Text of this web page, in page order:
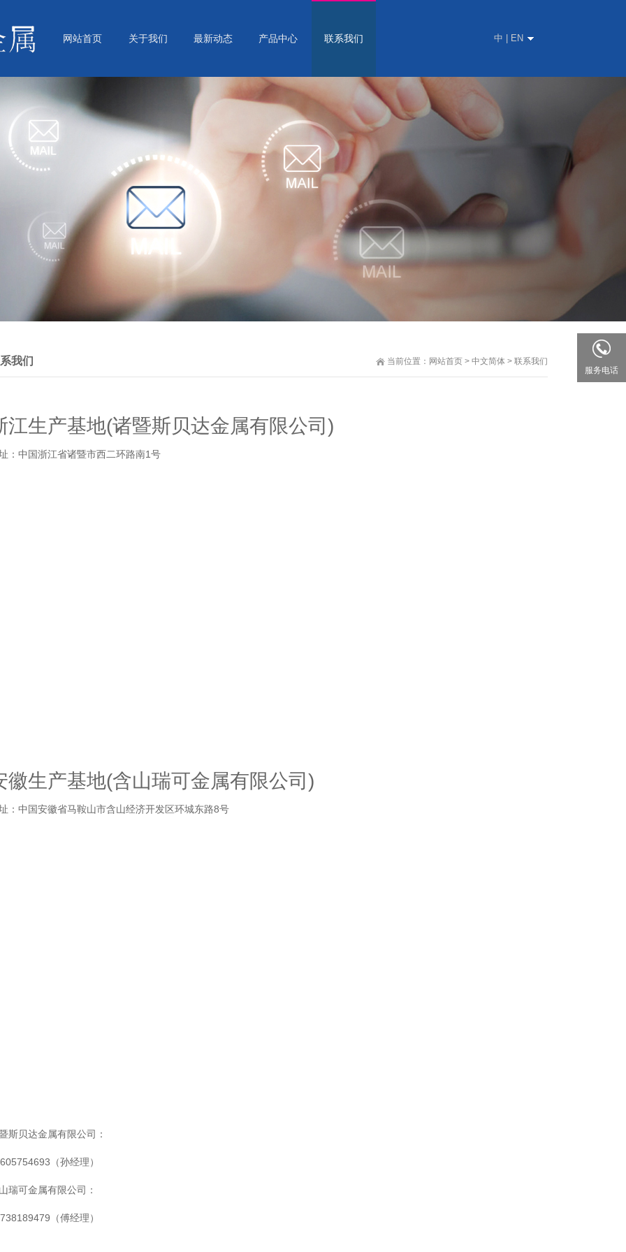
网站首页 关于我们 最新动态 产品中心 联系我们 中 | EN
当前位置： 网站首页 > 中文简体 > 联系我们
我们
江生产基地(诸暨斯贝达金属有限公司)
：中国浙江省诸暨市西二环路南1号
徽生产基地(含山瑞可金属有限公司)
：中国安徽省马鞍山市含山经济开发区环城东路8号
斯贝达金属有限公司：
（孙经理）
瑞可金属有限公司：
（傅经理）
服务电话